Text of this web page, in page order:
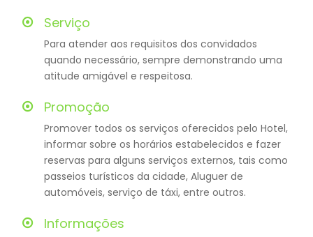
Serviço
Para atender aos requisitos dos convidados
quando necessário, sempre demonstrando uma
atitude amigável e respeitosa.
Promoção
Promover todos os serviços oferecidos pelo Hotel,
informar sobre os horários estabelecidos e fazer
reservas para alguns serviços externos, tais como
passeios turísticos da cidade, Aluguer de
automóveis, serviço de táxi, entre outros.
Informações